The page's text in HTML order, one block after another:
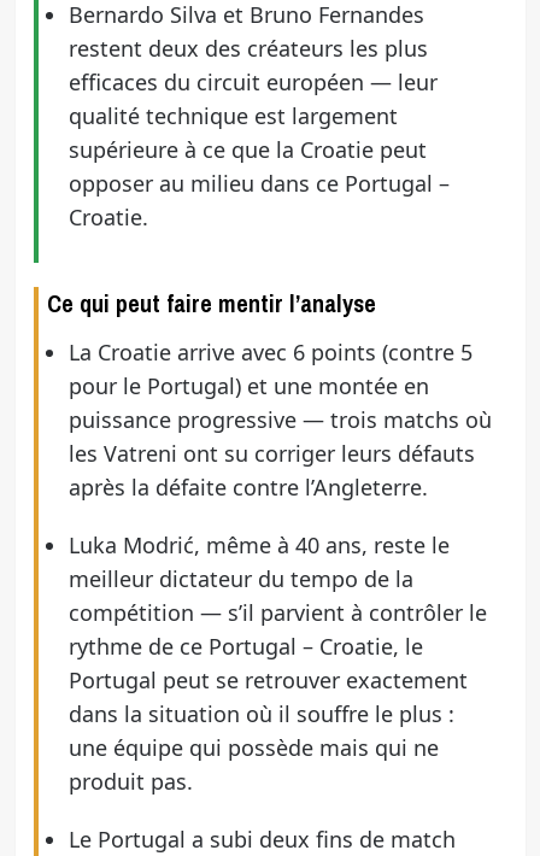
Bernardo Silva et Bruno Fernandes
restent deux des créateurs les plus
efficaces du circuit européen — leur
qualité technique est largement
supérieure à ce que la Croatie peut
opposer au milieu dans ce Portugal –
Croatie.
Ce qui peut faire mentir l’analyse
La Croatie arrive avec 6 points (contre 5
pour le Portugal) et une montée en
puissance progressive — trois matchs où
les Vatreni ont su corriger leurs défauts
après la défaite contre l’Angleterre.
Luka Modrić, même à 40 ans, reste le
meilleur dictateur du tempo de la
compétition — s’il parvient à contrôler le
rythme de ce Portugal – Croatie, le
Portugal peut se retrouver exactement
dans la situation où il souffre le plus :
une équipe qui possède mais qui ne
produit pas.
Le Portugal a subi deux fins de match